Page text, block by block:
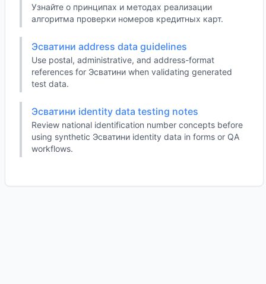
Узнайте о принципах и методах реализации
алгоритма проверки номеров кредитных карт.
Эсватини address data guidelines
Use postal, administrative, and address-format
references for Эсватини when validating generated
test data.
Эсватини identity data testing notes
Review national identification number concepts before
using synthetic Эсватини identity data in forms or QA
workflows.